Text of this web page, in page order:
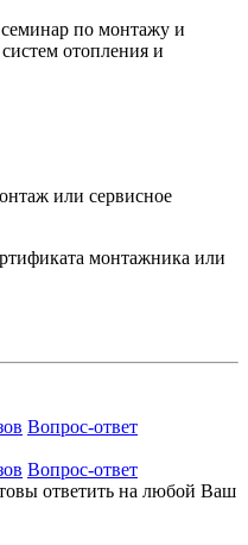
по монтажу и
отопления и
или сервисное
монтажника или
Вопрос-ответ
Вопрос-ответ
ответить на любой Ваш